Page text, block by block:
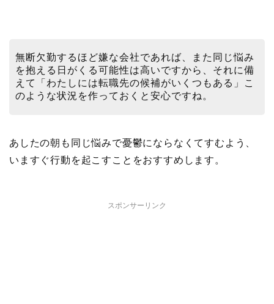
無断欠勤するほど嫌な会社であれば、また同じ悩み
を抱える日がくる可能性は高いですから、それに備
えて「わたしには転職先の候補がいくつもある」こ
のような状況を作っておくと安心ですね。
あしたの朝も同じ悩みで憂鬱にならなくてすむよう、
いますぐ行動を起こすことをおすすめします。
スポンサーリンク